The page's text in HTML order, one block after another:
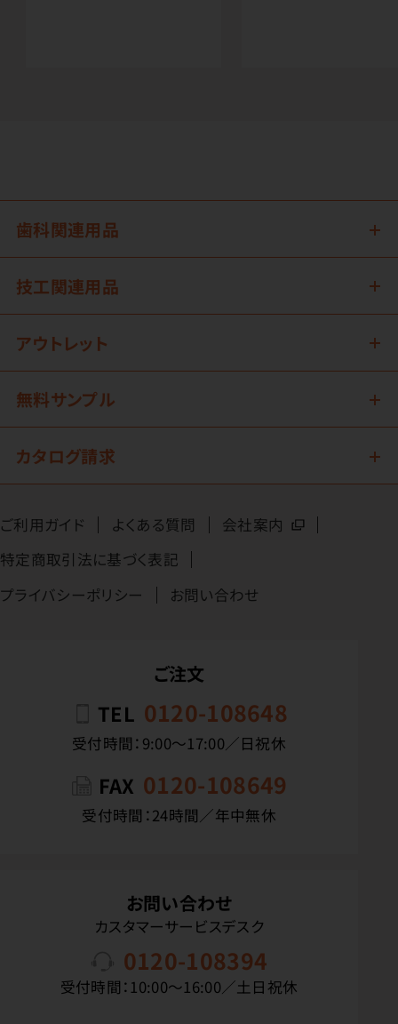
歯科関連用品
技工関連用品
アウトレット
無料サンプル
カタログ請求
ご利用ガイド よくある質問
会社案内
特定商取引法に基づく表記
プライバシーポリシー
お問い合わせ
ご注文
TEL 0120-108648
受付時間：9:00〜17:00／日祝休
FAX 0120-108649
受付時間：24時間／年中無休
お問い合わせ
カスタマーサービスデスク
0120-108394
受付時間：10:00〜16:00／土日祝休